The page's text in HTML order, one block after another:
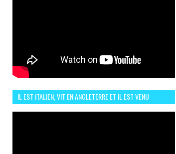
IL EST ITALIEN, VIT EN ANGLETERRE ET IL EST VENU